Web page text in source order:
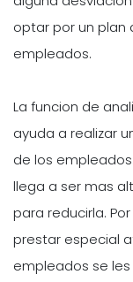
optar por un plan
empleados.
La funcion de
ayuda a realizar
de los
llega a ser mas
para reducirla.
prestar especial
empleados se